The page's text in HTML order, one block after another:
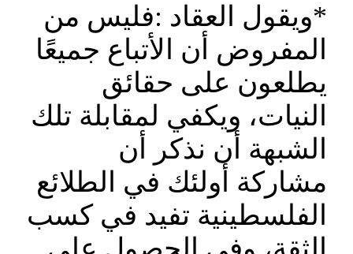
*ويقول العقاد :فليس من
المفروض أن الأتباع جميعًا
يطلعون على حقائق
النيات، ويكفي لمقابلة تلك
الشبهة أن نذكر أن
مشاركة أولئك في الطلائع
الفلسطينية تفيد في كسب